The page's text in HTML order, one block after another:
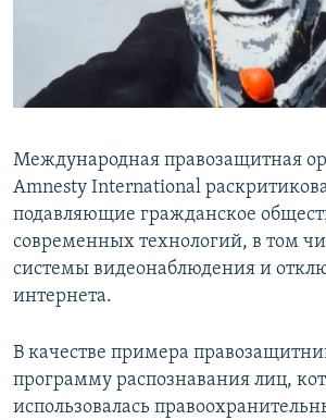
Международная правозащитная
Amnesty International
подавляющие гражданское
современных технологий, в том
системы видеонаблюдения и
интернета.
В качестве примера
программу распознавания лиц,
использовалась